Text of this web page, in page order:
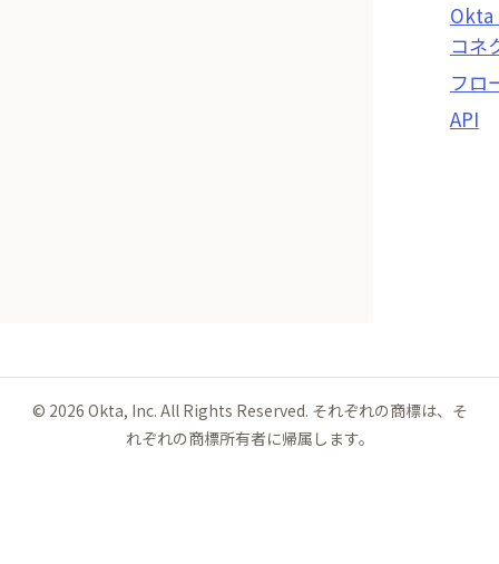
Okta
コネ
フロ
API
© 2026 Okta, Inc. All Rights Reserved. それぞれの商標は、そ
れぞれの商標所有者に帰属します。